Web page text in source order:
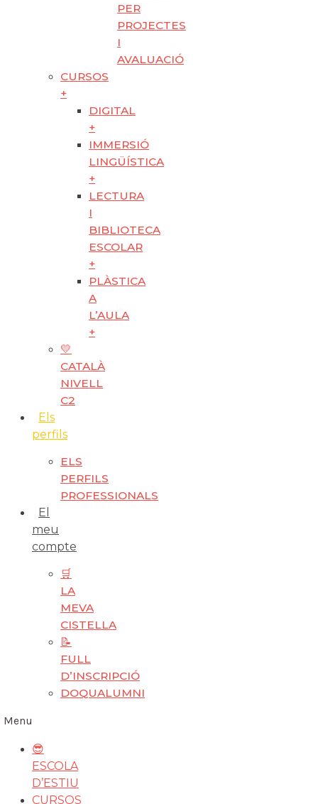
PER
PROJECTES
I
AVALUACIÓ
CURSOS
+
DIGITAL
+
IMMERSIÓ
LINGÜÍSTICA
+
LECTURA
I
BIBLIOTECA
ESCOLAR
+
PLÀSTICA
A
L’AULA
+
💛
CATALÀ
NIVELL
C2
Els
perfils
ELS
PERFILS
PROFESSIONALS
El
meu
compte
🛒
LA
MEVA
CISTELLA
📝
FULL
D’INSCRIPCIÓ
DOQUALUMNI
Menu
😎
ESCOLA
D’ESTIU
CURSOS